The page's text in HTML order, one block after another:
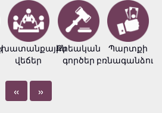
վեճեր
Քրեական
գործեր
Պարտքի
բռնագանձում
« »